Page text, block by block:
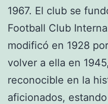
1967. El club se
Football Club
modificó en 1928
volver a ella en
reconocible en la
aficionados,